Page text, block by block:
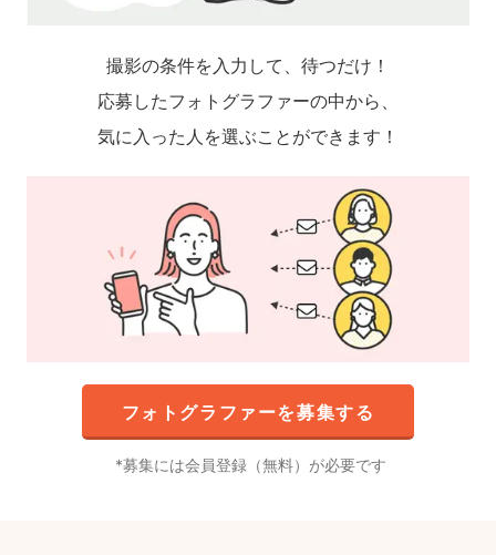
撮影の条件を入力して、待つだけ！
応募したフォトグラファーの中から、
気に入った人を選ぶことができます！
フォトグラファーを募集する
募集には会員登録（無料）が必要です